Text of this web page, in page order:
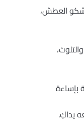
تشكو العطش،
بإساءة
يداكِ.